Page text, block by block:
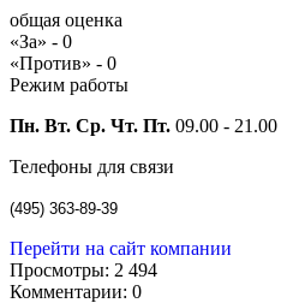
общая оценка
«За» - 0
«Против» - 0
Режим работы
Пн. Вт. Ср. Чт. Пт. 09.00 - 21.00
Телефоны для связи
(495) 363-89-39
Перейти на сайт компании
Просмотры: 2 494
Комментарии: 0